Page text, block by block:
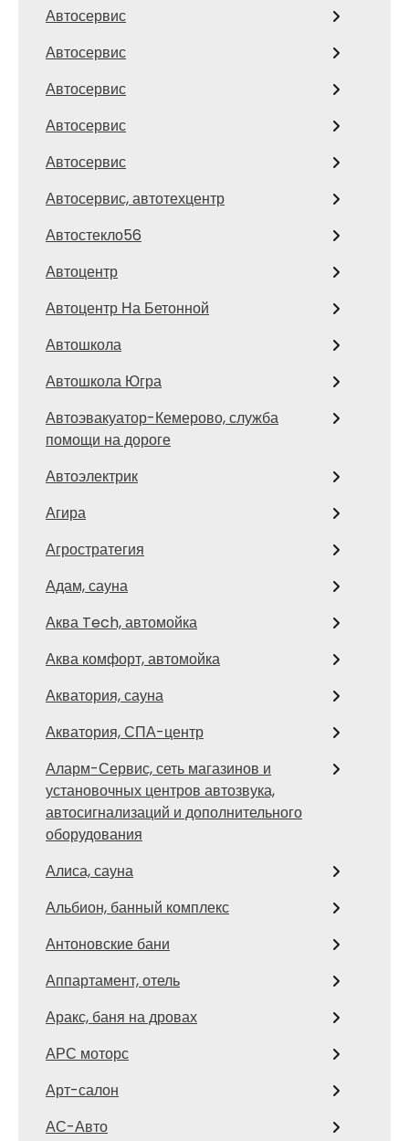
Автосервис
Автосервис
Автосервис
Автосервис
Автосервис
Автосервис, автотехцентр
Автостекло56
Автоцентр
Автоцентр На Бетонной
Автошкола
Автошкола Югра
Автоэвакуатор-Кемерово, служба
помощи на дороге
Автоэлектрик
Агира
Агростратегия
Адам, сауна
Аква Tech, автомойка
Аква комфорт, автомойка
Акватория, сауна
Акватория, СПА-центр
Аларм-Сервис, сеть магазинов и
установочных центров автозвука,
автосигнализаций и дополнительного
оборудования
Алиса, сауна
Альбион, банный комплекс
Антоновские бани
Аппартамент, отель
Аракс, баня на дровах
АРС моторс
Арт-салон
АС-Авто